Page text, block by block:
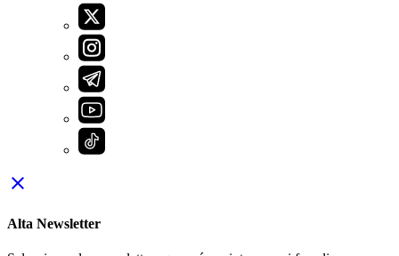
close
Alta Newsletter